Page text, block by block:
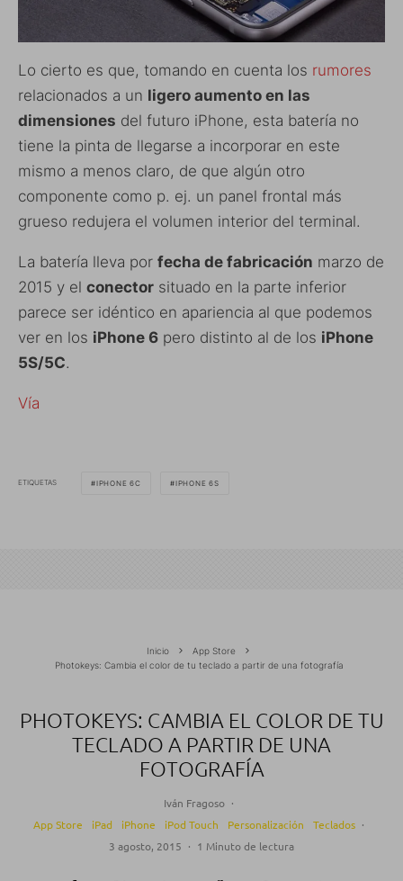
Lo cierto es que, tomando en cuenta los rumores
relacionados a un ligero aumento en las
dimensiones del futuro iPhone, esta batería no
tiene la pinta de llegarse a incorporar en este
mismo a menos claro, de que algún otro
componente como p. ej. un panel frontal más
grueso redujera el volumen interior del terminal.
La batería lleva por fecha de fabricación marzo de
2015 y el conector situado en la parte inferior
parece ser idéntico en apariencia al que podemos
ver en los iPhone 6 pero distinto al de los iPhone
5S/5C.
Vía
ETIQUETAS IPHONE 6C IPHONE 6S
Inicio
App Store
Photokeys: Cambia el color de tu teclado a partir de una fotografía
PHOTOKEYS: CAMBIA EL COLOR DE TU
TECLADO A PARTIR DE UNA
FOTOGRAFÍA
Iván Fragoso ·
App Store
iPad iPhone iPod Touch Personalización Teclados ·
3 agosto, 2015 · 1 Minuto de lectura